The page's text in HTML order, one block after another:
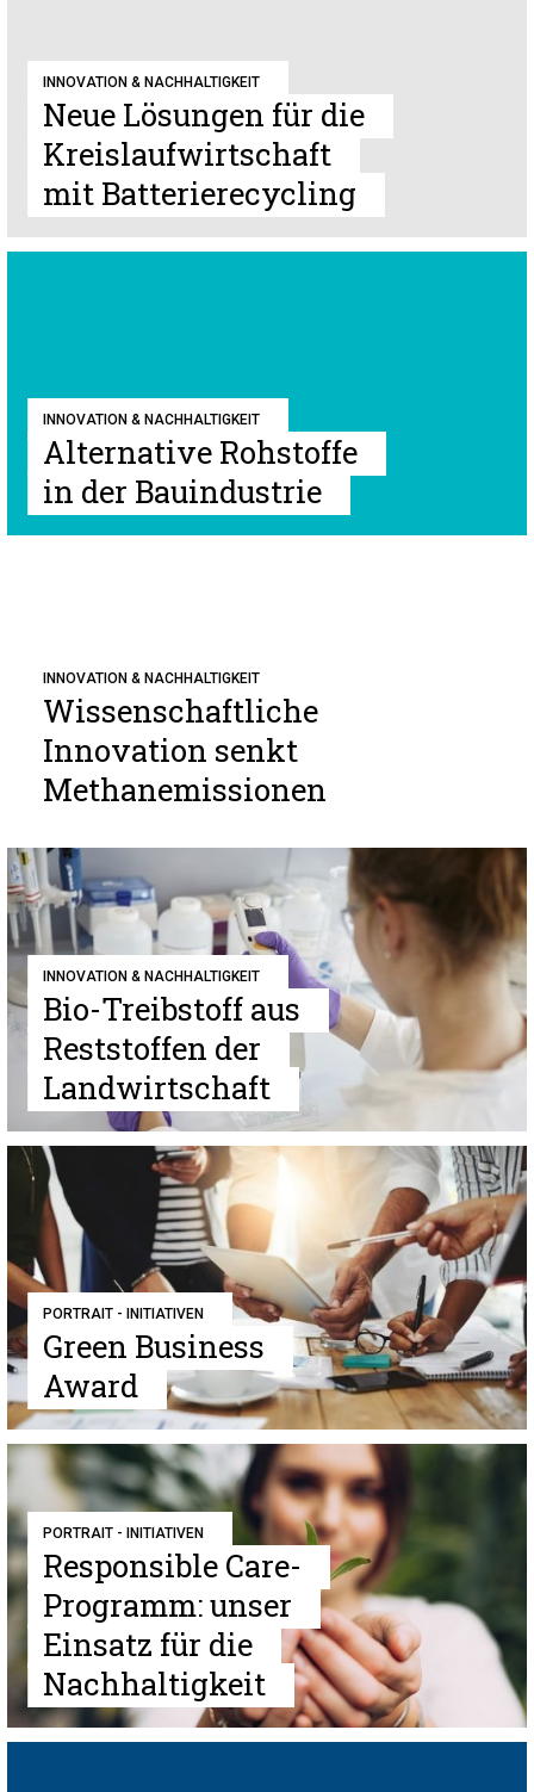
INNOVATION & NACHHALTIGKEIT
Neue Lösungen für die
Kreislaufwirtschaft
mit Batterierecycling
INNOVATION & NACHHALTIGKEIT
Alternative Rohstoffe
in der Bauindustrie
INNOVATION & NACHHALTIGKEIT
Wissenschaftliche
Innovation senkt
Methanemissionen
INNOVATION & NACHHALTIGKEIT
Bio-Treibstoff aus
Reststoffen der
Landwirtschaft
PORTRAIT - INITIATIVEN
Green Business
Award
PORTRAIT - INITIATIVEN
Responsible Care-
Programm: unser
Einsatz für die
Nachhaltigkeit